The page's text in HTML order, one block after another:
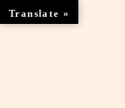
Translate »